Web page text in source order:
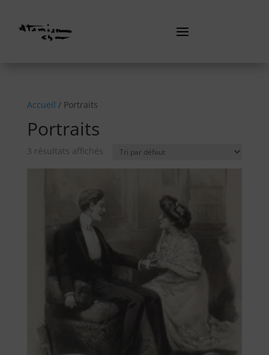
Accueil / Portraits
Portraits
3 résultats affichés